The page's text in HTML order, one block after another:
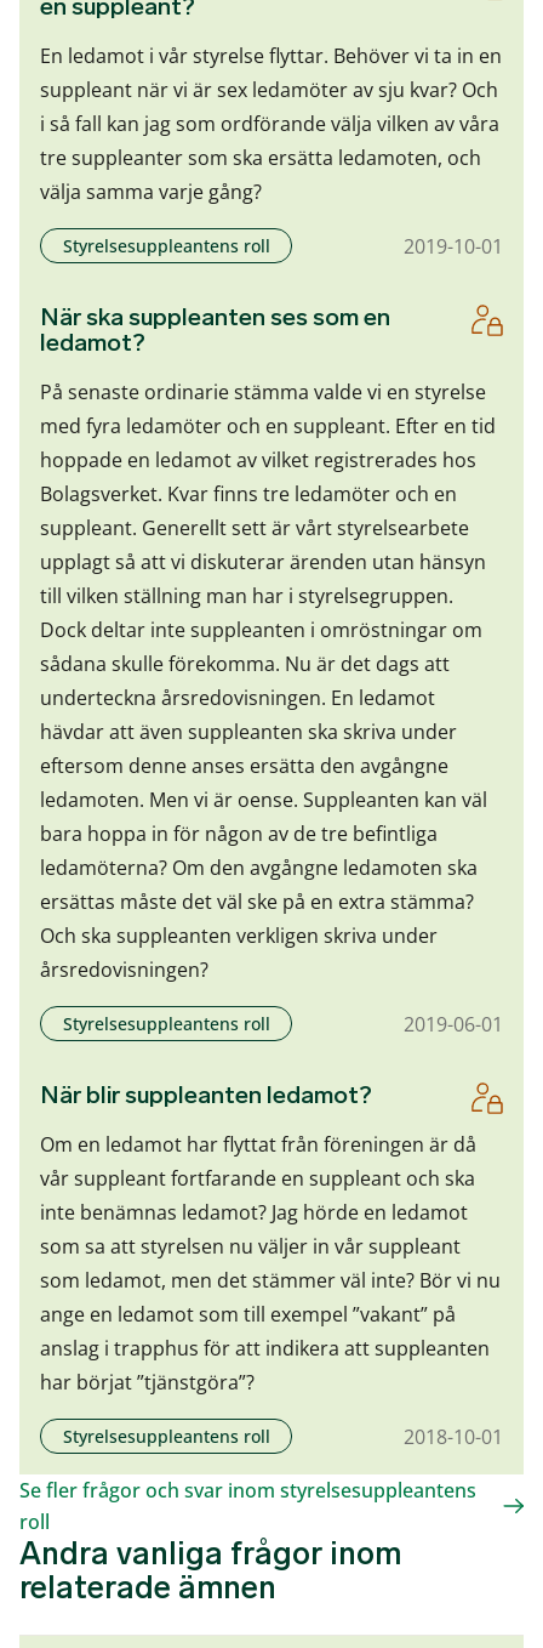
en suppleant?
En ledamot i vår styrelse flyttar. Behöver vi ta in en
suppleant när vi är sex ledamöter av sju kvar? Och
i så fall kan jag som ordförande välja vilken av våra
tre suppleanter som ska ersätta ledamoten, och
välja samma varje gång?
Styrelsesuppleantens roll 2019-10-01
När ska suppleanten ses som en
ledamot?
På senaste ordinarie stämma valde vi en styrelse
med fyra ledamöter och en suppleant. Efter en tid
hoppade en ledamot av vilket registrerades hos
Bolagsverket. Kvar finns tre ledamöter och en
suppleant. Generellt sett är vårt styrelsearbete
upplagt så att vi diskuterar ärenden utan hänsyn
till vilken ställning man har i styrelsegruppen.
Dock deltar inte suppleanten i omröstningar om
sådana skulle förekomma. Nu är det dags att
underteckna årsredovisningen. En ledamot
hävdar att även suppleanten ska skriva under
eftersom denne anses ersätta den avgångne
ledamoten. Men vi är oense. Suppleanten kan väl
bara hoppa in för någon av de tre befintliga
ledamöterna? Om den avgångne ledamoten ska
ersättas måste det väl ske på en extra stämma?
Och ska suppleanten verkligen skriva under
årsredovisningen?
Styrelsesuppleantens roll 2019-06-01
När blir suppleanten ledamot?
Om en ledamot har flyttat från föreningen är då
vår suppleant fortfarande en suppleant och ska
inte benämnas ledamot? Jag hörde en ledamot
som sa att styrelsen nu väljer in vår suppleant
som ledamot, men det stämmer väl inte? Bör vi nu
ange en ledamot som till exempel ”vakant” på
anslag i trapphus för att indikera att suppleanten
har börjat ”tjänstgöra”?
Styrelsesuppleantens roll 2018-10-01
Se fler frågor och svar inom styrelsesuppleantens
roll
Andra vanliga frågor inom
relaterade ämnen